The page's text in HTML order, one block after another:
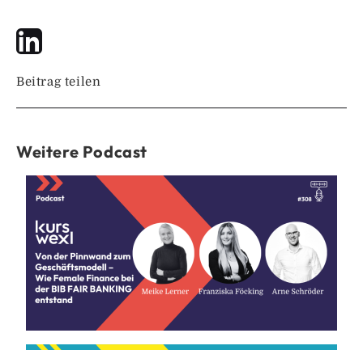
Beitrag teilen
Weitere Podcast